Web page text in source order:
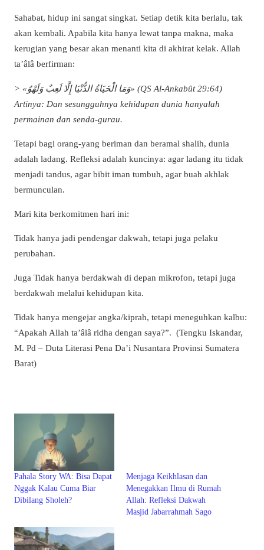
Sahabat, hidup ini sangat singkat. Setiap detik kita berlalu, tak
akan kembali. Apabila kita hanya lewat tanpa makna, maka
kerugian yang besar akan menanti kita di akhirat kelak. Allah
ta’âlâ berfirman:
> «وَمَا الْحَيَاةُ الدُّنْيَا إِلَّا لَعِبٌ وَلَهْوٌ» (QS Al-Ankabût 29:64)
Artinya: Dan sesungguhnya kehidupan dunia hanyalah
permainan dan senda-gurau.
Tetapi bagi orang-yang beriman dan beramal shalih, dunia
adalah ladang. Refleksi adalah kuncinya: agar ladang itu tidak
menjadi tandus, agar bibit iman tumbuh, agar buah akhlak
bermunculan.
Mari kita berkomitmen hari ini:
Tidak hanya jadi pendengar dakwah, tetapi juga pelaku
perubahan.
Juga Tidak hanya berdakwah di depan mikrofon, tetapi juga
berdakwah melalui kehidupan kita.
Tidak hanya mengejar angka/kiprah, tetapi meneguhkan kalbu:
“Apakah Allah ta’âlâ ridha dengan saya?”. (Tengku Iskandar,
M. Pd – Duta Literasi Pena Da’i Nusantara Provinsi Sumatera
Barat)
Pahala Story WA: Bisa Dapat
Nggak Kalau Cuma Biar
Dibilang Sholeh?
Menjaga Keikhlasan dan
Menegakkan Ilmu di Rumah
Allah: Refleksi Dakwah
Masjid Jabarrahmah Sago